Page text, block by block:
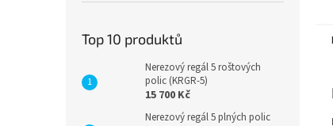
Top 10 produktů
Nerezový regál 5 roštových
polic (KRGR-5)
15 700 Kč
Nerezový regál 5 plných polic